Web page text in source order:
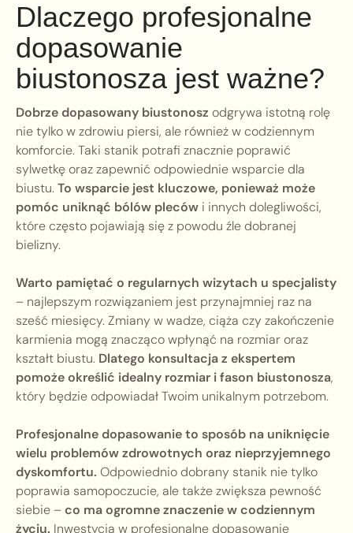
Dlaczego profesjonalne
dopasowanie
biustonosza jest ważne?
Dobrze dopasowany biustonosz odgrywa istotną rolę
nie tylko w zdrowiu piersi, ale również w codziennym
komforcie. Taki stanik potrafi znacznie poprawić
sylwetkę oraz zapewnić odpowiednie wsparcie dla
biustu.To wsparcie jest kluczowe, ponieważ może
pomóc uniknąć bólów pleców i innych dolegliwości,
które często pojawiają się z powodu źle dobranej
bielizny.
Warto pamiętać o regularnych wizytach u specjalisty
– najlepszym rozwiązaniem jest przynajmniej raz na
sześć miesięcy. Zmiany w wadze, ciąża czy zakończenie
karmienia mogą znacząco wpłynąć na rozmiar oraz
kształt biustu. Dlatego konsultacja z ekspertem
pomoże określić idealny rozmiar i fason biustonosza,
który będzie odpowiadał Twoim unikalnym potrzebom.
Profesjonalne dopasowanie to sposób na uniknięcie
wielu problemów zdrowotnych oraz nieprzyjemnego
dyskomfortu. Odpowiednio dobrany stanik nie tylko
poprawia samopoczucie, ale także zwiększa pewność
siebie – co ma ogromne znaczenie w codziennym
życiu. Inwestycja w profesjonalne dopasowanie